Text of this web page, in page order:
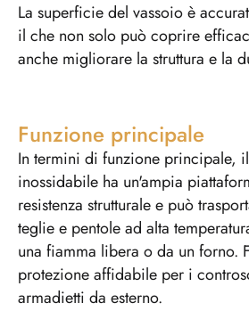
La superficie del vassoio è
il che non solo può coprire
anche migliorare la struttura e la
Funzione principale
In termini di funzione principale,
inossidabile ha un'ampia
resistenza strutturale e può
teglie e pentole ad alta
una fiamma libera o da un forno.
protezione affidabile per i
armadietti da esterno.